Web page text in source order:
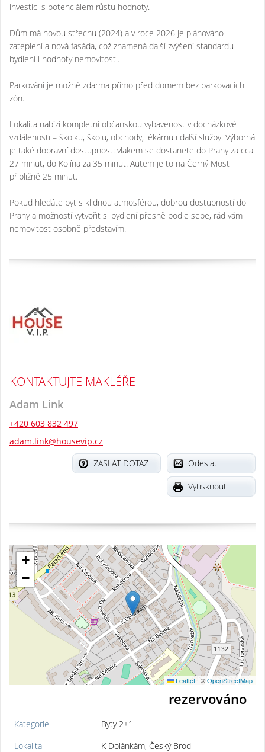
investici s potenciálem růstu hodnoty.
Dům má novou střechu (2024) a v roce 2026 je plánováno
zateplení a nová fasáda, což znamená další zvýšení standardu
bydlení i hodnoty nemovitosti.
Parkování je možné zdarma přímo před domem bez parkovacích
zón.
Lokalita nabízí kompletní občanskou vybavenost v docházkové
vzdálenosti – školku, školu, obchody, lékárnu i další služby. Výborná
je také dopravní dostupnost: vlakem se dostanete do Prahy za cca
27 minut, do Kolína za 35 minut. Autem je to na Černý Most
přibližně 25 minut.
Pokud hledáte byt s klidnou atmosférou, dobrou dostupností do
Prahy a možností vytvořit si bydlení přesně podle sebe, rád vám
nemovitost osobně představím.
KONTAKTUJTE MAKLÉŘE
Adam Link
+420 603 832 497
adam.link@housevip.cz
Odeslat
ZASLAT DOTAZ
Vytisknout
+
−
Leaflet | ©OpenStreetMap
rezervováno
Kategorie
Byty 2+1
Lokalita
K Dolánkám, Český Brod